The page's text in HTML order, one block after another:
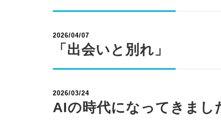
2026/04/07
「出会いと別れ」
2026/03/24
AIの時代になってきまし